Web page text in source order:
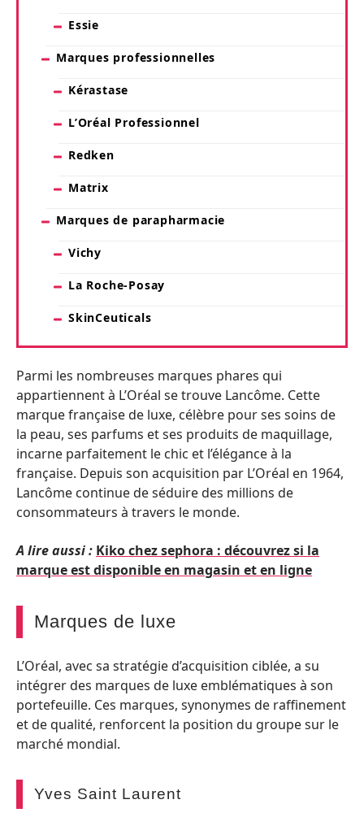
Essie
Marques professionnelles
Kérastase
L’Oréal Professionnel
Redken
Matrix
Marques de parapharmacie
Vichy
La Roche-Posay
SkinCeuticals
Parmi les nombreuses marques phares qui
appartiennent à L’Oréal se trouve Lancôme. Cette
marque française de luxe, célèbre pour ses soins de
la peau, ses parfums et ses produits de maquillage,
incarne parfaitement le chic et l’élégance à la
française. Depuis son acquisition par L’Oréal en 1964,
Lancôme continue de séduire des millions de
consommateurs à travers le monde.
A lire aussi : Kiko chez sephora : découvrez si la
marque est disponible en magasin et en ligne
Marques de luxe
L’Oréal, avec sa stratégie d’acquisition ciblée, a su
intégrer des marques de luxe emblématiques à son
portefeuille. Ces marques, synonymes de raffinement
et de qualité, renforcent la position du groupe sur le
marché mondial.
Yves Saint Laurent